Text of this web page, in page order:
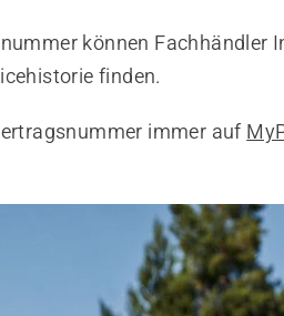
können Fachhändler
finden.
immer auf